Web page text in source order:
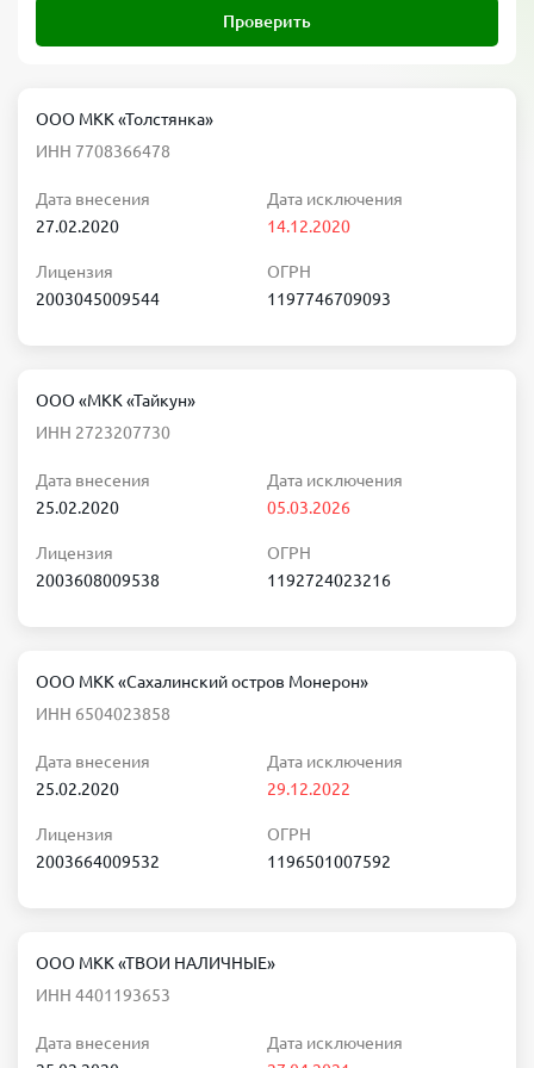
Проверить
ООО МКК «Толстянка»
ИНН 7708366478
Дата внесения
27.02.2020
Дата исключения
14.12.2020
Лицензия
2003045009544
ОГРН
1197746709093
ООО «МКК «Тайкун»
ИНН 2723207730
Дата внесения
25.02.2020
Дата исключения
05.03.2026
Лицензия
2003608009538
ОГРН
1192724023216
ООО МКК «Сахалинский остров Монерон»
ИНН 6504023858
Дата внесения
25.02.2020
Дата исключения
29.12.2022
Лицензия
2003664009532
ОГРН
1196501007592
ООО МКК «ТВОИ НАЛИЧНЫЕ»
ИНН 4401193653
Дата внесения
Дата исключения